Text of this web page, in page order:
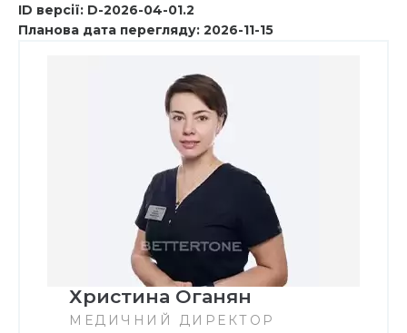
ID версії: D-2026-04-01.2
Планова дата перегляду: 2026-11-15
Христина Оганян
МЕДИЧНИЙ ДИРЕКТОР